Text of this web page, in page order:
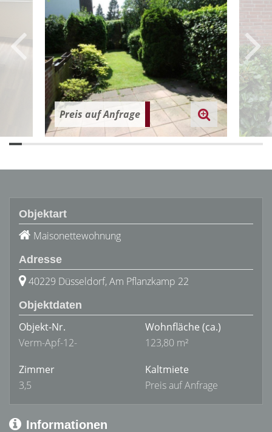
Preis auf Anfrage
Objektart
Maisonettewohnung
Adresse
40229 Düsseldorf, Am Pflanzkamp 22
Objektdaten
Objekt-Nr.
Verm-Apf-12-
Wohnfläche (ca.)
123,80 m²
Zimmer
3,5
Kaltmiete
Preis auf Anfrage
Informationen